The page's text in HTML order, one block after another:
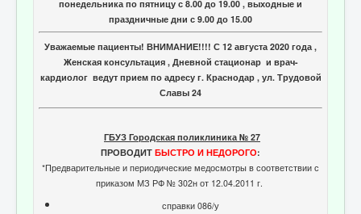
понедельника по пятницу с 8.00 до 19.00 , выходные и
праздничные дни с 9.00 до 15.00
Уважаемые пациенты! ВНИМАНИЕ!!!! С 12 августа 2020 года ,
Женская консультация , Дневной стационар и врач-
кардиолог ведут прием по адресу г. Краснодар , ул. Трудовой
Славы 24
ГБУЗ Городская поликлиника № 27
ПРОВОДИТ БЫСТРО И НЕДОРОГО:
*Предварительные и периодические медосмотры в соответствии с
приказом МЗ РФ № 302н от 12.04.2011 г.
справки 086/у